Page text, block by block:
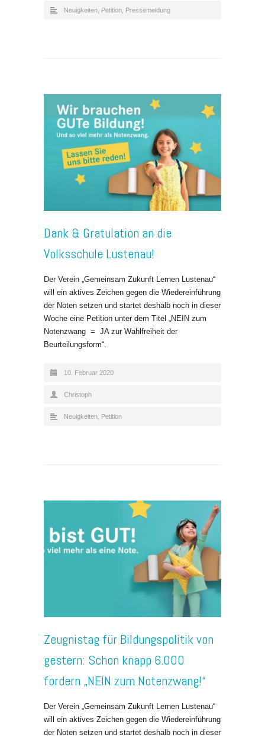
Neuigkeiten Petition Pressemeldung
Dank & Gratulation an die
Volksschule Lustenau!
Der Verein „Gemeinsam Zukunft Lernen Lustenau“
will ein aktives Zeichen gegen die Wiedereinführung
der Noten setzen und startet deshalb noch in dieser
Woche eine Petition unter dem Titel „NEIN zum
Notenzwang = JA zur Wahlfreiheit der
Beurteilungsform“.
10. Februar 2020
Christoph
Neuigkeiten Petition
Zeugnistag für Bildungspolitik von
gestern: Schon knapp 6.000
fordern „NEIN zum Notenzwang!“
Der Verein „Gemeinsam Zukunft Lernen Lustenau“
will ein aktives Zeichen gegen die Wiedereinführung
der Noten setzen und startet deshalb noch in dieser